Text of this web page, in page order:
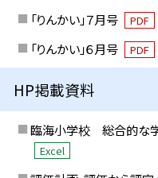
「りんかい」７月号
PDF
「りんかい」６月号
PDF
HP掲載資料
臨海小学校 総合的な
Excel